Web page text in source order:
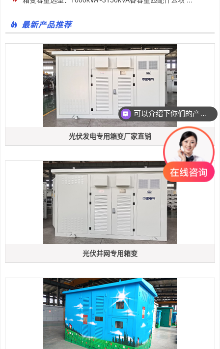
最新产品推荐
光伏发电专用箱变厂家直销
光伏并网专用箱变
可以介绍下你们的产品么